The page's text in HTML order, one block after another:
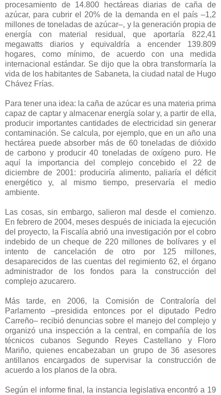
procesamiento de 14.800 hectáreas diarias de caña de
azúcar, para cubrir el 20% de la demanda en el país –1,2
millones de toneladas de azúcar–, y la generación propia de
energía con material residual, que aportaría 822,41
megawatts diarios y equivaldría a encender 139.809
hogares, como mínimo, de acuerdo con una medida
internacional estándar. Se dijo que la obra transformaría la
vida de los habitantes de Sabaneta, la ciudad natal de Hugo
Chávez Frías.
Para tener una idea: la caña de azúcar es una materia prima
capaz de captar y almacenar energía solar y, a partir de ella,
producir importantes cantidades de electricidad sin generar
contaminación. Se calcula, por ejemplo, que en un año una
hectárea puede absorber más de 60 toneladas de dióxido
de carbono y producir 40 toneladas de oxígeno puro. He
aquí la importancia del complejo concebido el 22 de
diciembre de 2001: produciría alimento, paliaría el déficit
energético y, al mismo tiempo, preservaría el medio
ambiente.
Las cosas, sin embargo, salieron mal desde el comienzo.
En febrero de 2004, meses después de iniciada la ejecución
del proyecto, la Fiscalía abrió una investigación por el cobro
indebido de un cheque de 220 millones de bolívares y el
intento de cancelación de otro por 125 millones,
desaparecidos de las cuentas del regimiento 62, el órgano
administrador de los fondos para la construcción del
complejo azucarero.
Más tarde, en 2006, la Comisión de Contraloría del
Parlamento –presidida entonces por el diputado Pedro
Carreño– recibió denuncias sobre el manejo del complejo y
organizó una inspección a la central, en compañía de los
técnicos cubanos Segundo Reyes Castellano y Floro
Mariño, quienes encabezaban un grupo de 36 asesores
antillanos encargados de supervisar la construcción de
acuerdo a los planos de la obra.
Según el informe final, la instancia legislativa encontró a 19